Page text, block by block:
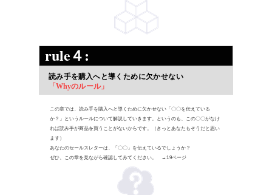
rule４:
読み手を購入へと導くために欠かせない
「Whyのルール」
この章では、読み手を購入へと導くために欠かせない「〇〇を伝えている
か？」というルールについて解説していきます。というのも、この〇〇がなけ
れば読み手が商品を買うことがないからです。（きっとあなたもそうだと思い
ます）
あなたのセールスレターは、「〇〇」を伝えているでしょうか？
ぜひ、この章を見ながら確認してみてください。 →19ページ